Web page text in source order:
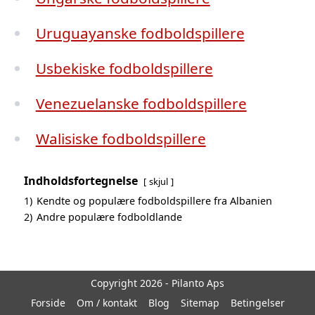
Uruguayanske fodboldspillere
Usbekiske fodboldspillere
Venezuelanske fodboldspillere
Walisiske fodboldspillere
Indholdsfortegnelse skjul
1) Kendte og populære fodboldspillere fra Albanien
2) Andre populære fodboldlande
Copyright 2026 - Pilanto Aps
Forside
Om / kontakt Blog Sitemap Betingelser